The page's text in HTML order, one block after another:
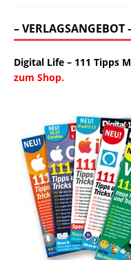
– VERLAGSANGEBOT
Digital Life – 111 Tipps
zum Shop.